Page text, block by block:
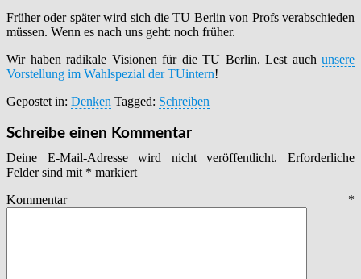
Früher oder später wird sich die TU Berlin von Profs verabschieden
müssen. Wenn es nach uns geht: noch früher.
Wir haben radikale Visionen für die TU Berlin. Lest auch unsere
Vorstellung im Wahlspezial der TUintern!
Gepostet in: Denken Tagged: Schreiben
Schreibe einen Kommentar
Deine E-Mail-Adresse wird nicht veröffentlicht.
Erforderliche
Felder sind mit * markiert
Kommentar *